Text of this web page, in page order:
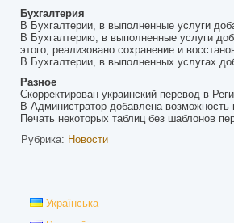
Бухгалтерия
В Бухгалтерии, в выполненные услуги
В Бухгалтерию, в выполненные услуги
этого, реализовано сохранение и
В Бухгалтерии, в выполненных услугах
Разное
Скорректирован украинский перевод в
В Администратор добавлена возможность
Печать некоторых таблиц без шаблонов
Рубрика: Новости
Українська